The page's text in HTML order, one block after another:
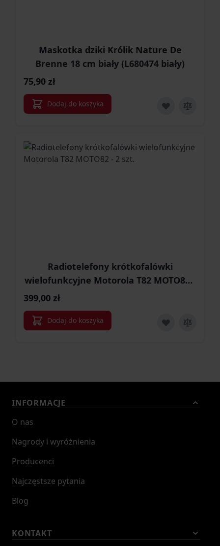
Maskotka dziki Królik Nature De
Brenne 18 cm biały (L680474 biały)
75,90 zł
Dodaj do koszyka
Radiotelefony krótkofalówki
wielofunkcyjne Motorola T82 MOTO82 -
399,00 zł
Dodaj do koszyka
INFORMACJE
O nas
Nagrody i wyróżnienia
Producenci
Najczęstsze pytania
Blog
KONTAKT